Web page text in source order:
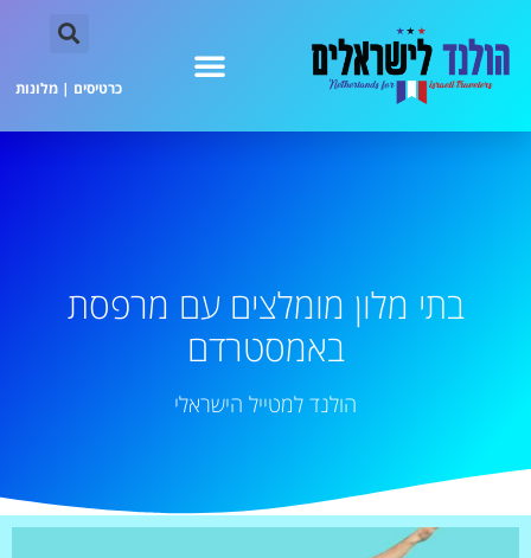
כרטיסים | מלונות
בתי מלון מומלצים עם מרפסת
באמסטרדם
הולנד למטייל הישראלי